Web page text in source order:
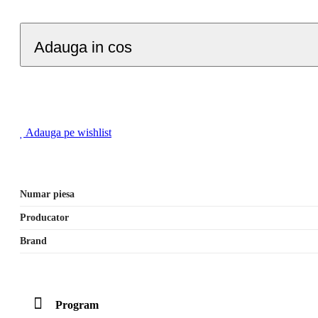
Adauga in cos
Adauga pe wishlist
Numar piesa
Producator
Brand
Program